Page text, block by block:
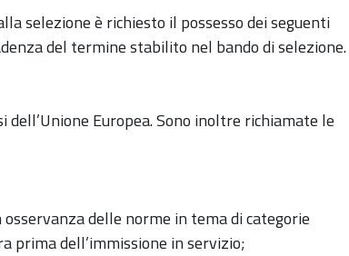
selezione è richiesto il possesso dei seguenti
del termine stabilito nel bando di selezione.
Europea. Sono inoltre richiamate le
osservanza delle norme in tema di categorie
prima dell’immissione in servizio;